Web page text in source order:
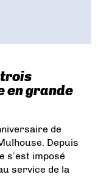
en grande
de
Depuis
s’est imposé
service de la